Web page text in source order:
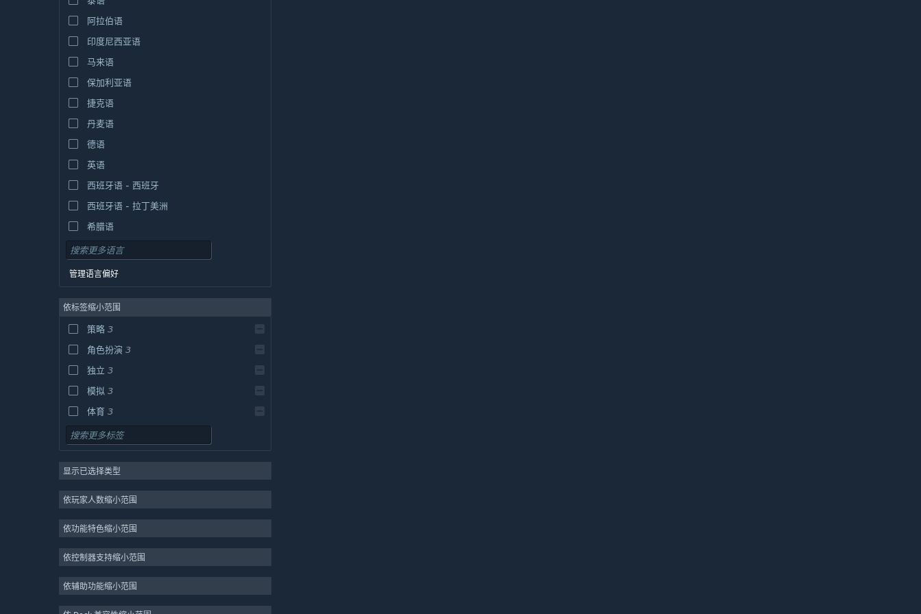
阿拉伯语
印度尼西亚语
马来语
保加利亚语
捷克语
丹麦语
德语
英语
西班牙语 - 西班牙
西班牙语 - 拉丁美洲
希腊语
管理语言偏好
依标签缩小范围
策略 3
角色扮演 3
独立 3
模拟 3
体育 3
2D 3
复古 3
氛围 3
电竞 3
等角视角 3
显示已选择类型
依玩家人数缩小范围
依功能特色缩小范围
依控制器支持缩小范围
依辅助功能缩小范围